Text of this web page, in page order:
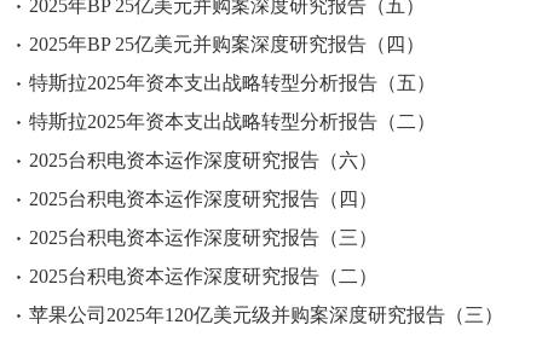
2025年BP 25亿美元并购案深度研究报告（五）
2025年BP 25亿美元并购案深度研究报告（四）
特斯拉2025年资本支出战略转型分析报告（五）
特斯拉2025年资本支出战略转型分析报告（二）
2025台积电资本运作深度研究报告（六）
2025台积电资本运作深度研究报告（四）
2025台积电资本运作深度研究报告（三）
2025台积电资本运作深度研究报告（二）
苹果公司2025年120亿美元级并购案深度研究报告（三）